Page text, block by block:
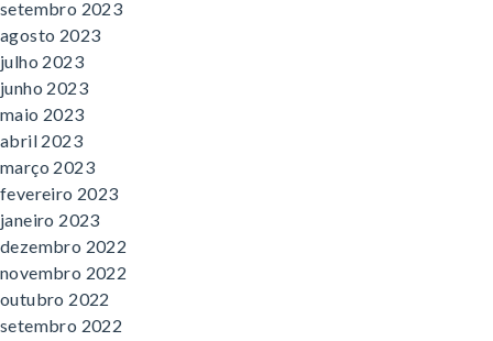
setembro 2023
agosto 2023
julho 2023
junho 2023
maio 2023
abril 2023
março 2023
fevereiro 2023
janeiro 2023
dezembro 2022
novembro 2022
outubro 2022
setembro 2022